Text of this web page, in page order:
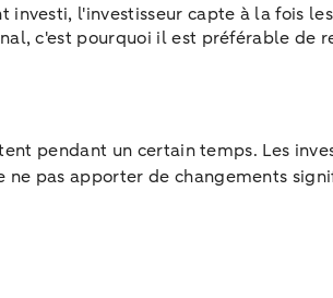
l'investisseur capte à la fois
c'est pourquoi il est préférable de
pendant un certain temps. Les
ne pas apporter de changements